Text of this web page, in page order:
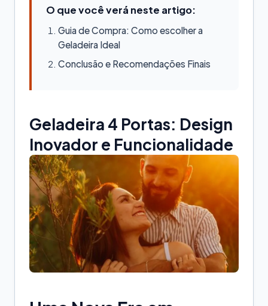
O que você verá neste artigo:
Guia de Compra: Como escolher a
Geladeira Ideal
Conclusão e Recomendações Finais
Geladeira 4 Portas: Design
Inovador e Funcionalidade